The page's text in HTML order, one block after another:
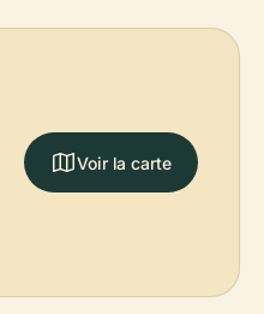
Voir la carte